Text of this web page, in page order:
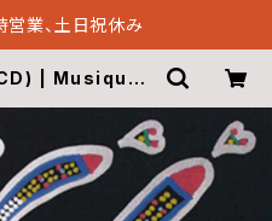
営業、土日祝休み
| Musique6